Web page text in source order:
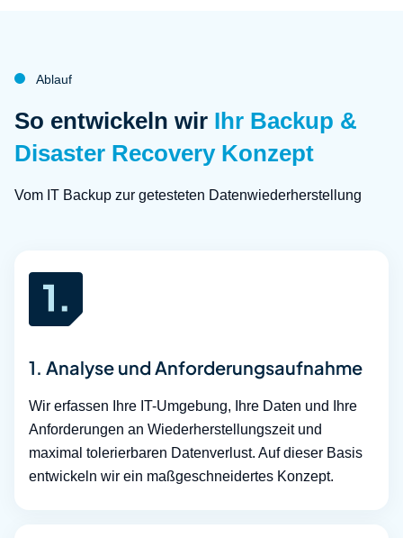
Ablauf
:
So entwickeln wir Ihr Backup &
Disaster Recovery Konzept
Vom IT Backup zur getesteten Datenwiederherstellung
1. Analyse und Anforderungsaufnahme
Wir erfassen Ihre IT-Umgebung, Ihre Daten und Ihre
Anforderungen an Wiederherstellungszeit und
maximal tolerierbaren Datenverlust. Auf dieser Basis
entwickeln wir ein maßgeschneidertes Konzept.